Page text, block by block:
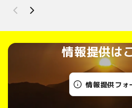
情報提供は
情報提供フォ